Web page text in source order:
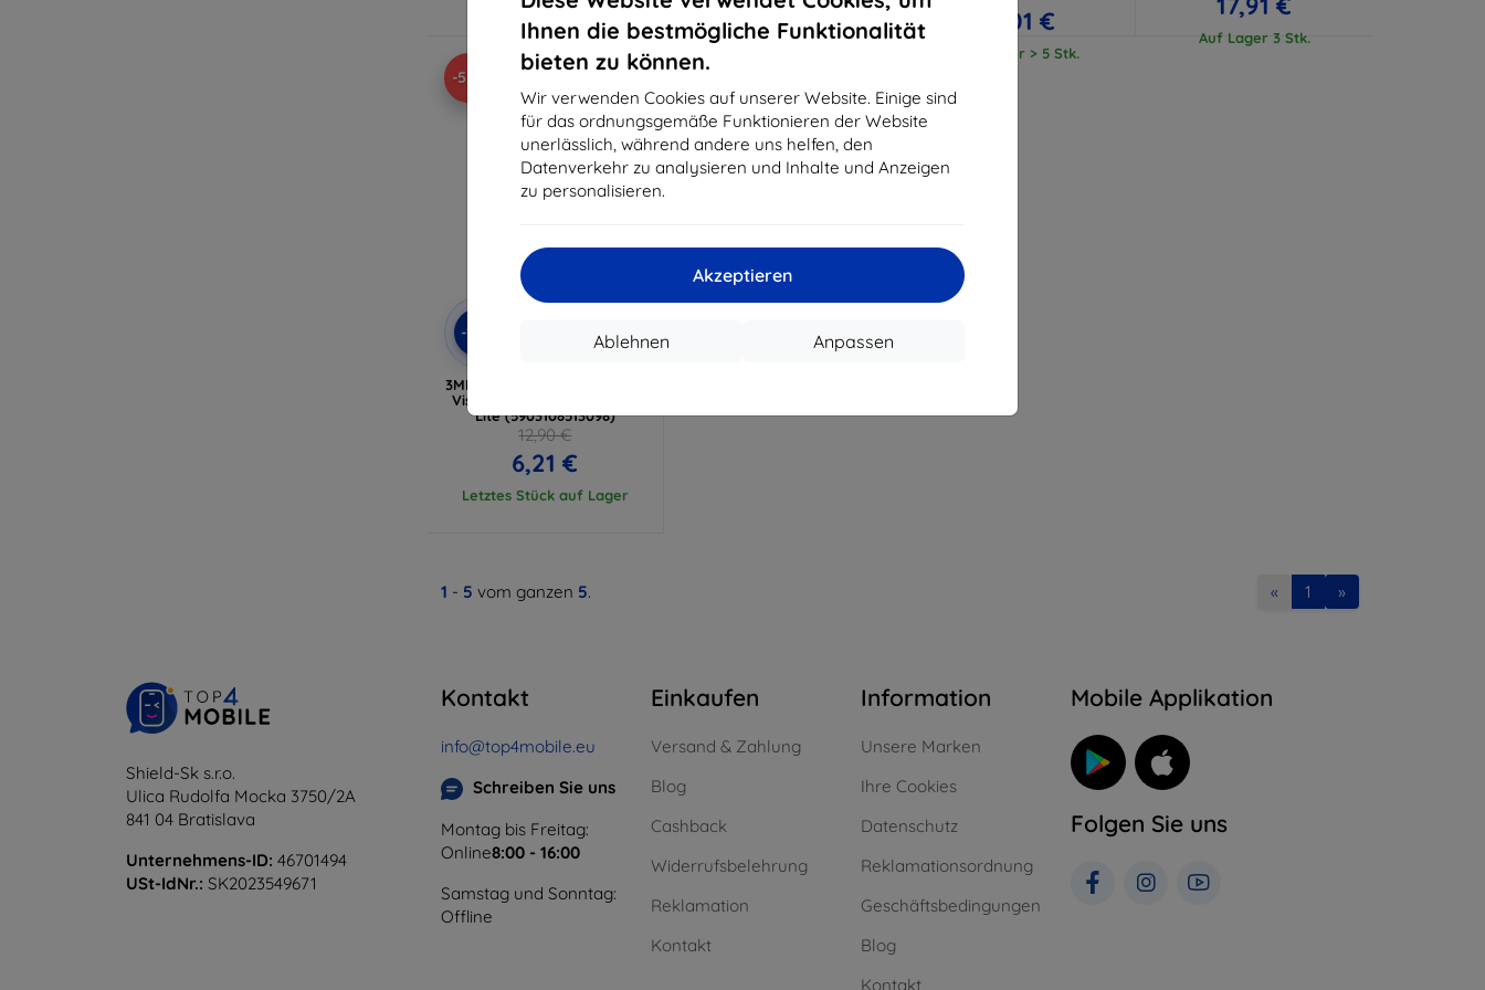
Ihnen die bestmögliche Funktionalität
bieten zu können.
Wir verwenden Cookies auf unserer Website. Einige sind
für das ordnungsgemäße Funktionieren der Website
unerlässlich, während andere uns helfen, den
Datenverkehr zu analysieren und Inhalte und Anzeigen
zu personalisieren.
Akzeptieren
Anpassen
Ablehnen
Auf Lager > 5 Stk. Auf Lager > 5 Stk.
17,01 €
Auf Lager > 5 Stk.
Auf Lager 3 Stk.
-52%
-10% EXTRA10
3MK FlexibleGlass Lite Tolino
Vision 6 Hybrid-Panzerglas
Lite (5903108513098)
12,90 €
6,21 €
Letztes Stück auf Lager
1 - 5 vom ganzen 5. « 1 »
Shield-Sk s.r.o.
Ulica Rudolfa Mocka 3750/2A
841 04 Bratislava
Unternehmens-ID: 46701494
USt-IdNr.: SK2023549671
Kontakt
info@top4mobile.eu
Schreiben Sie uns
Montag bis Freitag:
Online8:00 - 16:00
Samstag und Sonntag:
Offline
Einkaufen
Versand & Zahlung
Blog
Cashback
Widerrufsbelehrung
Reklamation
Kontakt
Information
Unsere Marken
Ihre Cookies
Datenschutz
Reklamationsordnung
Geschäftsbedingungen
Blog
Kontakt
Mobile Applikation
Folgen Sie uns